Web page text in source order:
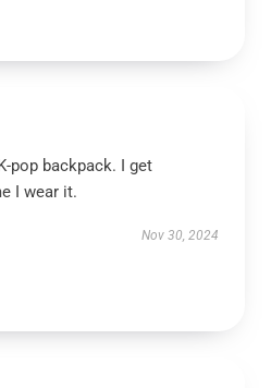
pop backpack. I get
I wear it.
Nov 30, 2024